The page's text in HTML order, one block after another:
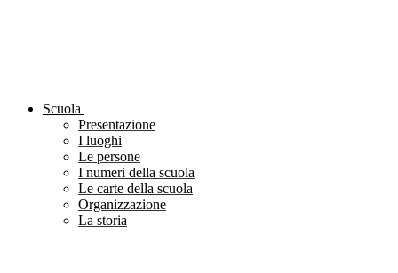
Scuola
Presentazione
I luoghi
Le persone
I numeri della scuola
Le carte della scuola
Organizzazione
La storia